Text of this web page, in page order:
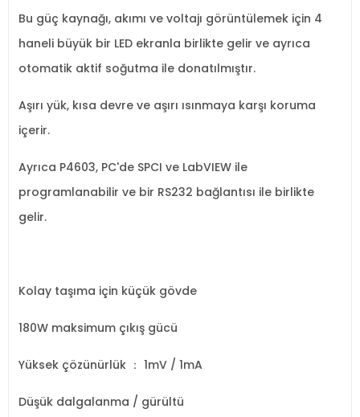
Bu güç kaynağı, akımı ve voltajı görüntülemek için 4
haneli büyük bir LED ekranla birlikte gelir ve ayrıca
otomatik aktif soğutma ile donatılmıştır.
Aşırı yük, kısa devre ve aşırı ısınmaya karşı koruma
içerir.
Ayrıca P4603, PC'de SPCI ve LabVIEW ile
programlanabilir ve bir RS232 bağlantısı ile birlikte
gelir.
Kolay taşıma için küçük gövde
180W maksimum çıkış gücü
Yüksek çözünürlük ： 1mV / 1mA
Düşük dalgalanma / gürültü